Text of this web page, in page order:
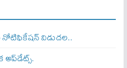
నోటిఫికేషన్ విడుదల..
అప్‌డేట్స్.